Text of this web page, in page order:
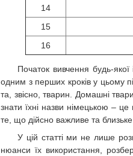
14
15
16
Початок вивчення будь-
одним з перших кроків у цьому
та, звісно, тварин. Домашні
знати їхні назви німецькою –
те, що дійсно важливе та
У цій статті ми не лише
нюанси їх використання,